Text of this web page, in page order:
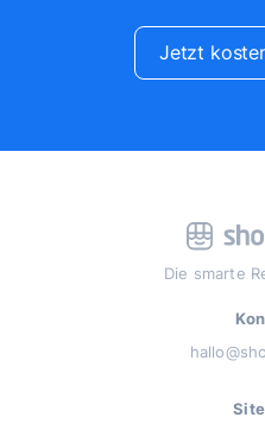
Jetzt
Die smarte